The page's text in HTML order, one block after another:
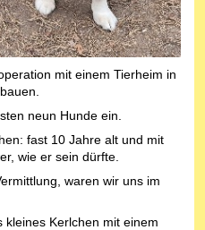
mit einem Tierheim in
neun Hunde ein.
fast 10 Jahre alt und mit
wie er sein dürfte.
waren wir uns im
Kerlchen mit einem